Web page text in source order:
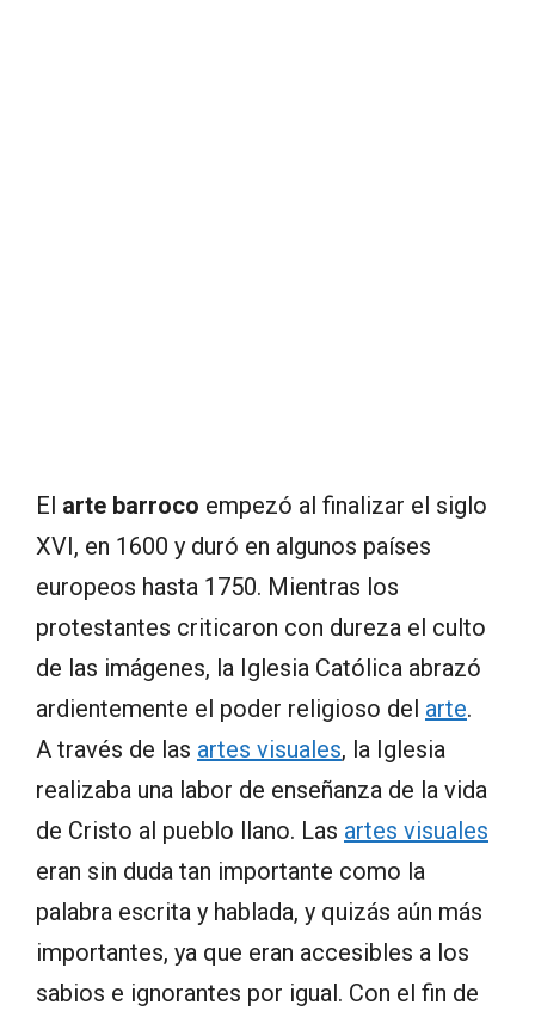
El arte barroco empezó al finalizar el siglo
XVI, en 1600 y duró en algunos países
europeos hasta 1750. Mientras los
protestantes criticaron con dureza el culto
de las imágenes, la Iglesia Católica abrazó
ardientemente el poder religioso del arte.
A través de las artes visuales, la Iglesia
realizaba una labor de enseñanza de la vida
de Cristo al pueblo llano. Las artes visuales
eran sin duda tan importante como la
palabra escrita y hablada, y quizás aún más
importantes, ya que eran accesibles a los
sabios e ignorantes por igual. Con el fin de